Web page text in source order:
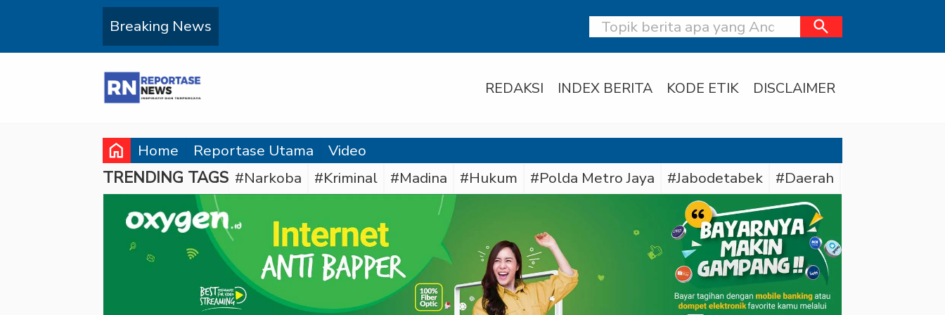
Breaking News search
REDAKSI INDEX BERITA KODE ETIK DISCLAIMER
home Home Reportase Utama Video
TRENDING TAGS #Narkoba #Kriminal #Madina #Hukum #Polda Metro Jaya #Jabodetabek #Daerah